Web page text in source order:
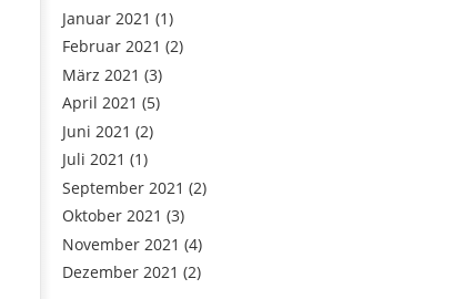
Januar 2021 (1)
Februar 2021 (2)
März 2021 (3)
April 2021 (5)
Juni 2021 (2)
Juli 2021 (1)
September 2021 (2)
Oktober 2021 (3)
November 2021 (4)
Dezember 2021 (2)